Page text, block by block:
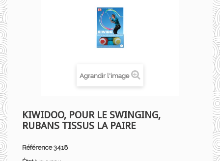
Agrandir l'image
KIWIDOO, POUR LE SWINGING,
RUBANS TISSUS LA PAIRE
Référence 3418